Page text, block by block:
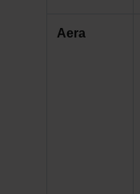
Aera